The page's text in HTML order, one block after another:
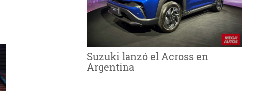
Suzuki lanzó el Across en
Argentina